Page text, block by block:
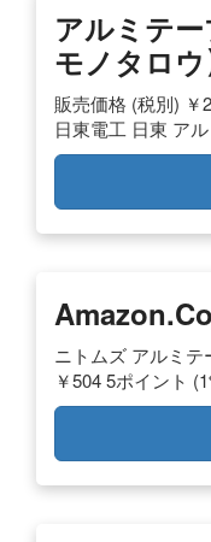
アルミテ
モノタロウ
販売価格 (税別) ￥
日東電工 日東 ア
ニトムズ アルミ
￥504 5ポイント